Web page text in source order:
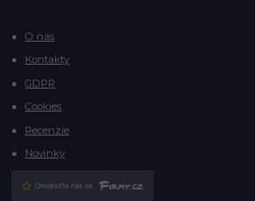
O nás
Kontakty
GDPR
Cookies
Recenzie
Novinky